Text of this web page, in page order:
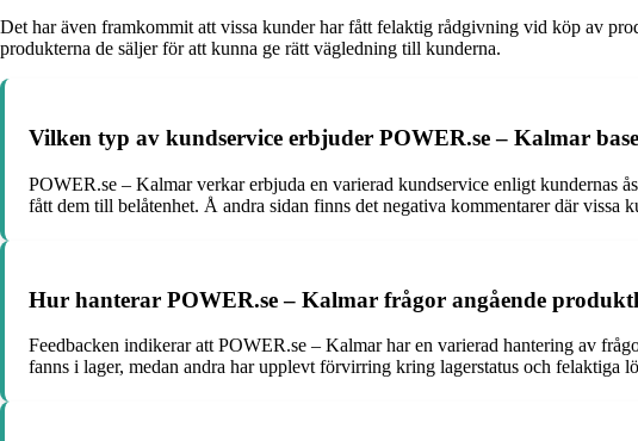
Det har även framkommit att vissa kunder har fått felaktig rådgivning vid köp av
produkterna de säljer för att kunna ge rätt vägledning till kunderna.
Vilken typ av kundservice erbjuder POWER.se – Kalmar
POWER.se – Kalmar verkar erbjuda en varierad kundservice enligt kundernas
fått dem till belåtenhet. Å andra sidan finns det negativa kommentarer där vissa
Hur hanterar POWER.se – Kalmar frågor angående
Feedbacken indikerar att POWER.se – Kalmar har en varierad hantering av
fanns i lager, medan andra har upplevt förvirring kring lagerstatus och felaktiga